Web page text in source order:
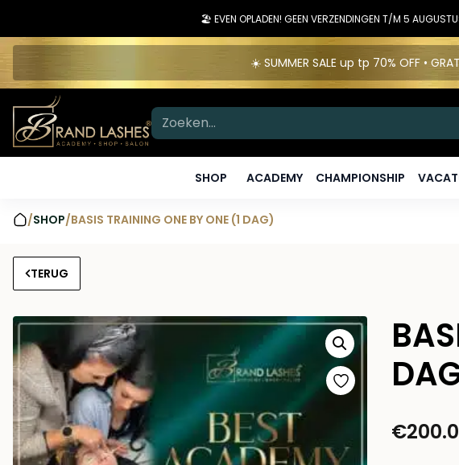
🏖️ EVEN OPLADEN! GEEN VERZENDINGEN T/M 5
☀️ SUMMER SALE up tp 70% OFF •
SHOP ACADEMY CHAMPIONSHIP
/SHOP/BASIS TRAINING ONE BY ONE (1 DAG)
TERUG
€